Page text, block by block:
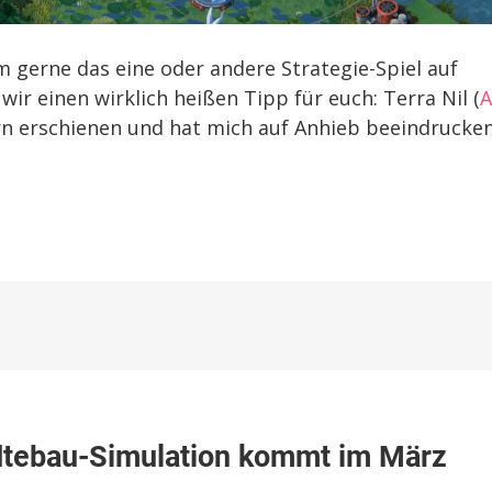
das eine oder andere Strategie-Spiel auf
einen wirklich heißen Tipp für euch: Terra Nil (
erschienen und hat mich auf Anhieb
Simulation kommt im März